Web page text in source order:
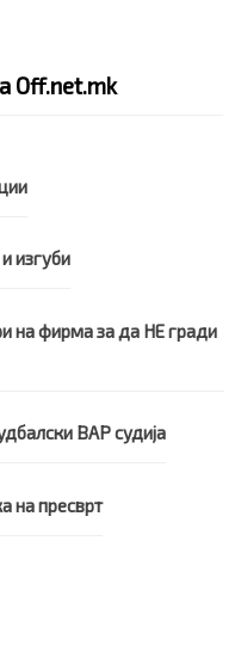
Off.net.mk
изгуби
на фирма за да НЕ гради
ВАР судија
на пресврт